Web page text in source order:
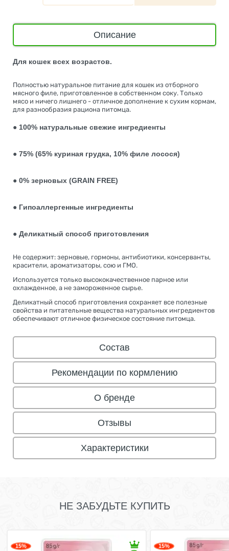
Описание
Для кошек всех возрастов.
Полностью натуральное питание для кошек из отборного
мясного филе, приготовленное в собственном соку. Только
мясо и ничего лишнего - отличное дополнение к сухим кормам,
для разнообразия рациона питомца.
● 100% натуральные свежие ингредиенты
● 75% (65% куриная грудка, 10% филе лосося)
● 0% зерновых (GRAIN FREE)
● Гипоаллергенные ингредиенты
● Деликатный способ приготовления
Не содержит: зерновые, гормоны, антибиотики, консерванты,
красители, ароматизаторы, сою и ГМО.
Используется только высококачественное парное или
охлажденное, а не замороженное сырье.
Деликатный способ приготовления сохраняет все полезные
свойства и питательные вещества натуральных ингредиентов
обеспечивают отличное физическое состояние питомца.
Состав
Рекомендации по кормлению
О бренде
Отзывы
Характеристики
НЕ ЗАБУДЬТЕ КУПИТЬ
15% 15%